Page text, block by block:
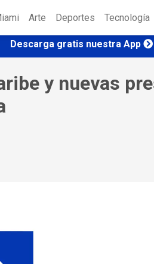
Arte Deportes Tecnología
Descarga gratis nuestra App
y nuevas